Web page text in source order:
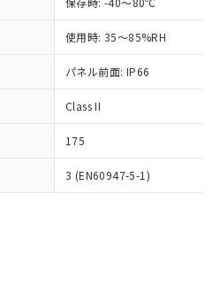
使用時: 35～85%RH
パネル前面: IP66
Class II
175
3 (EN60947-5-1)
況および標準価格はお客
、またはお客様担当のオ
器販売店・当社販売員に
機器販売店や当社販売拠
ットワーク
」をご確認
標準価格結果を当社の
く第三者に漏洩または開
お願いします。
（部品リスト作成サー
1000ppm以下、フタル酸ブチ
以下、フタル酸ジブチル
フタル酸ジイソブチル
用監視および制御機器に対する
状況などにより、予定
: 1000ppm、 DIBP(フタル酸ジ
BBP(フタル酸ブチルベンジ
チルヘキシル)) : 1000ppm
限
10物質）のすべてが基
状況下において有害物
など、違法に輸出されな
手段を講じます。
品を、核兵器、ミサイ
、生物兵器またはその他
れらの製造装置等に一切
ん。
製品を第三者に販売する
、2および3の内容を当
知します。また当社は、
販売に係わる関係者が違
は満たないが在庫あり
(最新の在庫状況につ
様担当のオムロン制御
・当社販売員にご確
種、また在庫状況の